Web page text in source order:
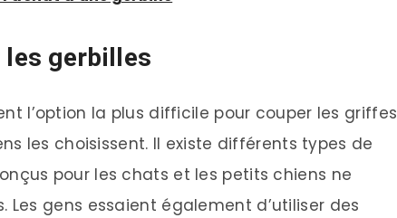
les gerbilles
l’option la plus difficile pour couper les griffes
les choisissent. Il existe différents types de
pour les chats et les petits chiens ne
Les gens essaient également d’utiliser des